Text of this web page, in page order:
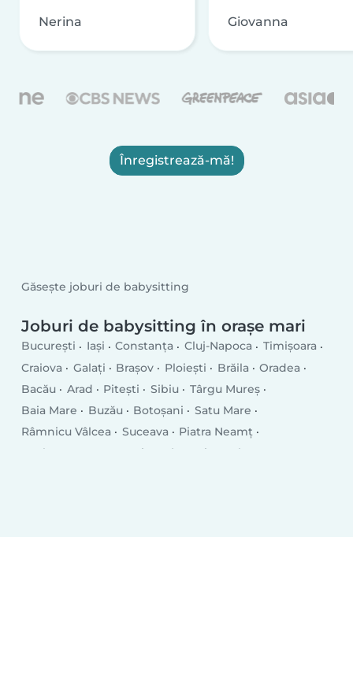
Nerina Giovanna
Înregistrează-mă!
Găsește joburi de babysitting
Joburi de babysitting în orașe mari
București Iași Constanța Cluj-Napoca
Timișoara
Craiova
Galați Brașov Ploiești Brăila
Oradea
Bacău
Arad Pitești Sibiu
Târgu Mureș
Baia Mare
Buzău Botoșani
Satu Mare
Râmnicu Vâlcea
Suceava
Piatra Neamț
Drobeta-Turnu Severin
Târgu Jiu
Tulcea